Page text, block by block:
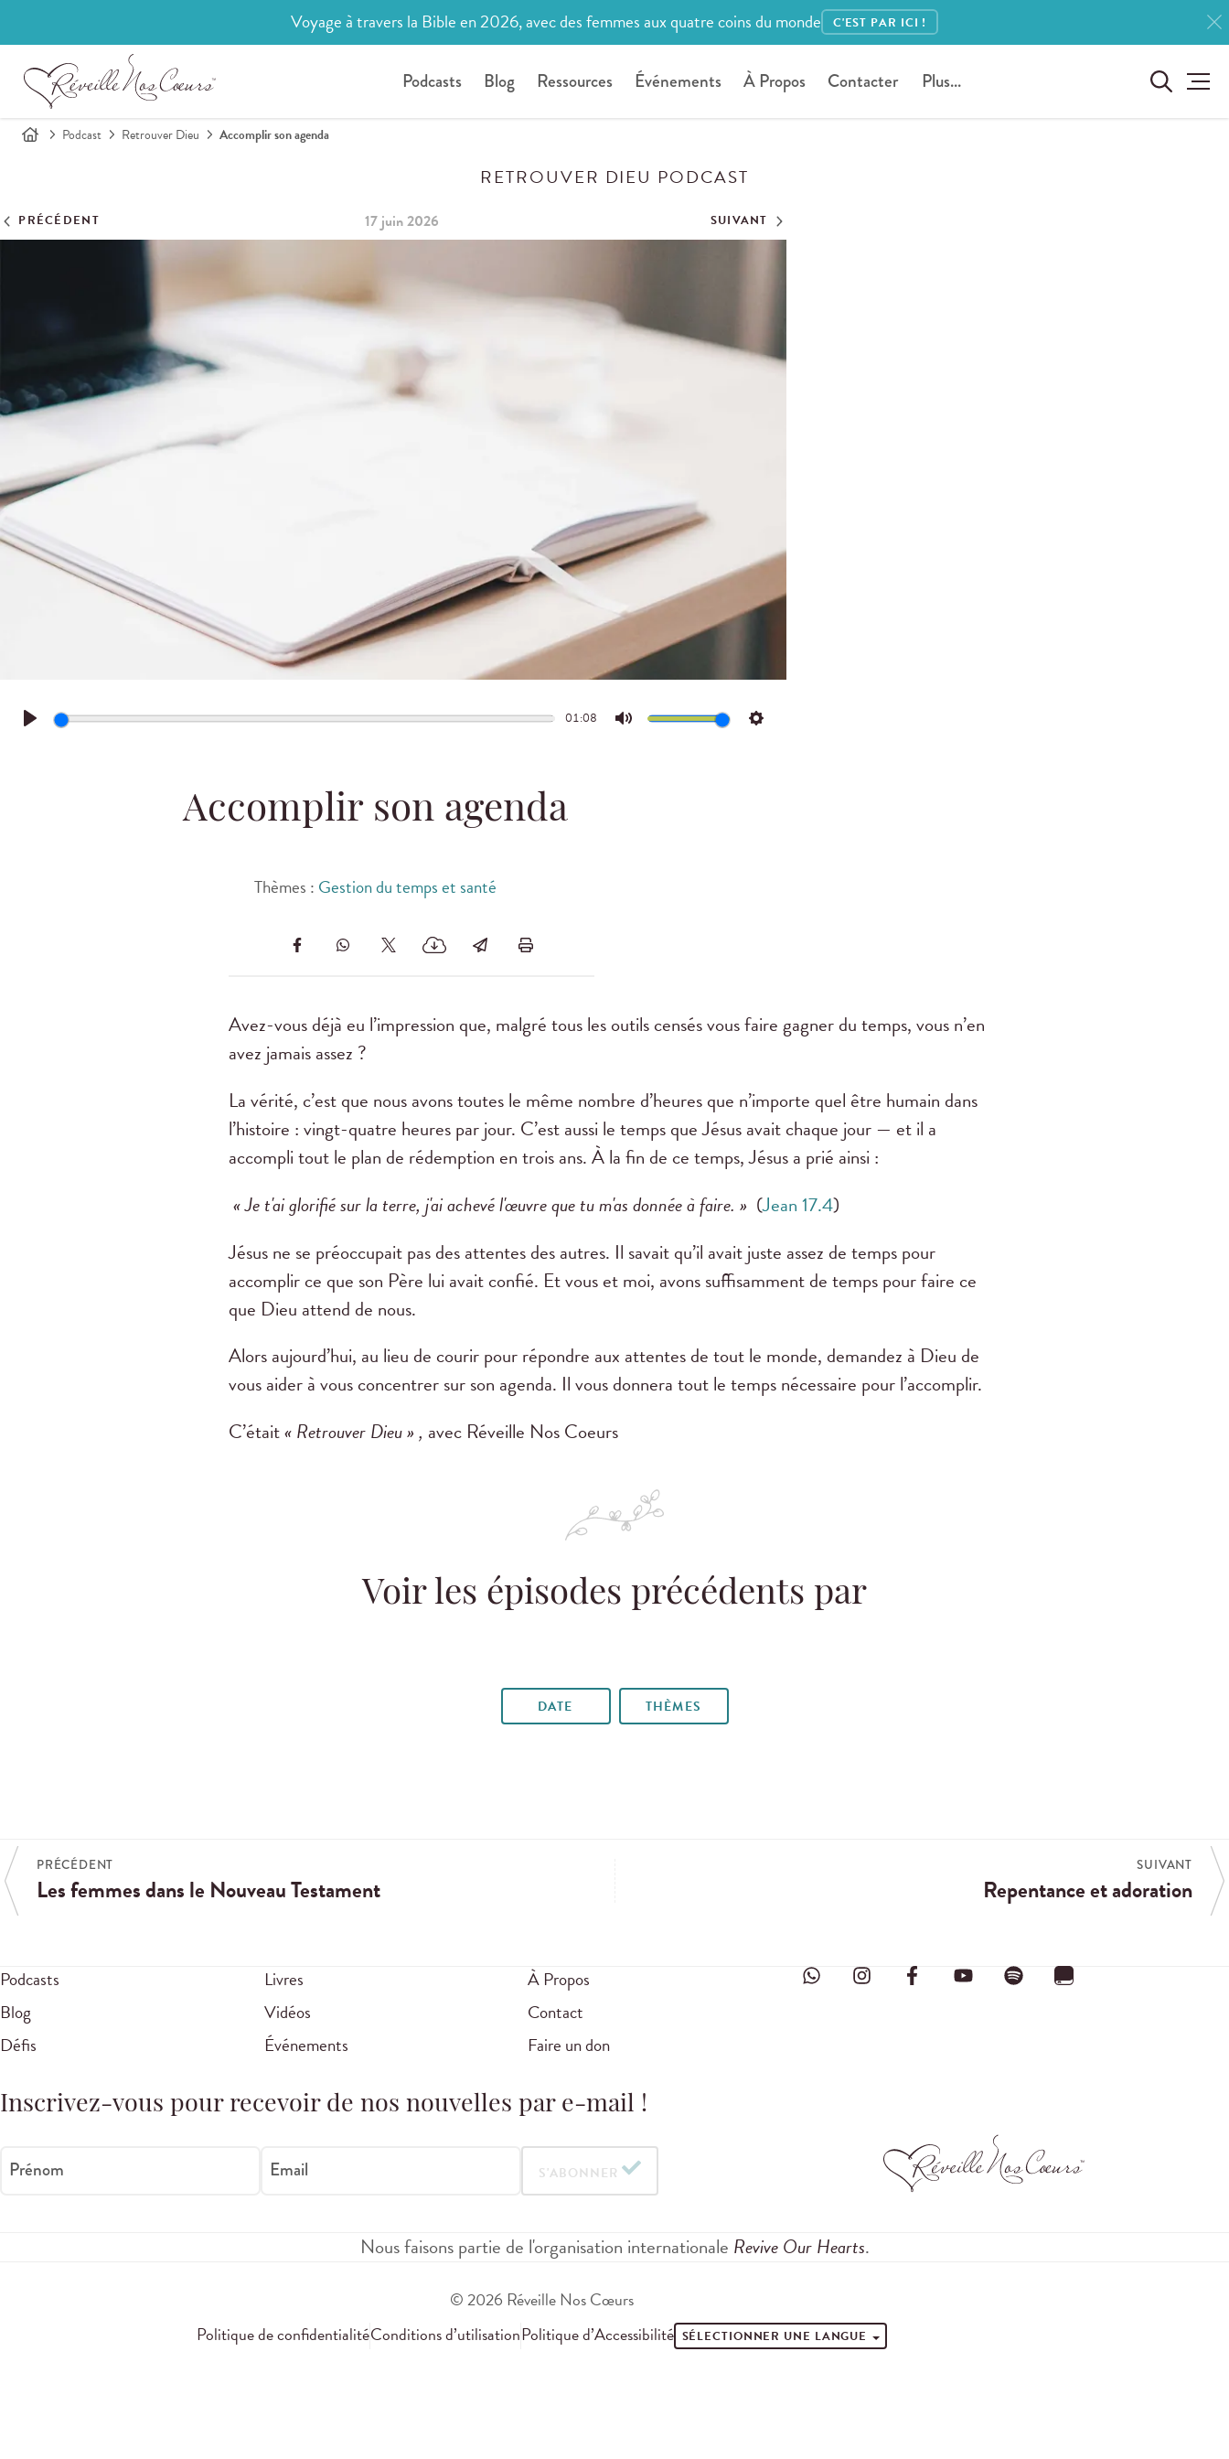
Voyage à travers la Bible en 2026, avec des femmes aux quatre coins du monde C'EST PAR ICI !
Podcasts Blog Ressources Événements À Propos Contacter Plus...
Podcast Retrouver Dieu Accomplir son agenda
RETROUVER DIEU PODCAST
PRÉCÉDENT 17 juin 2026 SUIVANT
Play
01:08
Mute Settings
Accomplir son agenda
Thèmes : Gestion du temps et santé
Avez-vous déjà eu l’impression que, malgré tous les outils censés vous faire gagner du temps, vous n’en
avez jamais assez ?
La vérité, c’est que nous avons toutes le même nombre d’heures que n’importe quel être humain dans
l’histoire : vingt-quatre heures par jour. C’est aussi le temps que Jésus avait chaque jour — et il a
accompli tout le plan de rédemption en trois ans. À la fin de ce temps, Jésus a prié ainsi :
« Je t'ai glorifié sur la terre, j'ai achevé l'œuvre que tu m'as donnée à faire. » (Jean 17.4)
Jésus ne se préoccupait pas des attentes des autres. Il savait qu’il avait juste assez de temps pour
accomplir ce que son Père lui avait confié. Et vous et moi, avons suffisamment de temps pour faire ce
que Dieu attend de nous.
Alors aujourd’hui, au lieu de courir pour répondre aux attentes de tout le monde, demandez à Dieu de
vous aider à vous concentrer sur son agenda. Il vous donnera tout le temps nécessaire pour l’accomplir.
C’était« Retrouver Dieu » , avec Réveille Nos Coeurs
Voir les épisodes précédents par
DATE THÈMES
PRÉCÉDENT
Les femmes dans le Nouveau Testament
SUIVANT
Repentance et adoration
Podcasts
Blog
Défis
Livres
Vidéos
Événements
À Propos
Contact
Faire un don
Inscrivez-vous pour recevoir de nos nouvelles par e-mail !
Prénom Email S'ABONNER
Nous faisons partie de l'organisation internationale Revive Our Hearts.
© 2026 Réveille Nos Cœurs
Politique de confidentialitéConditions d’utilisationPolitique d’Accessibilité SÉLECTIONNER UNE LANGUE